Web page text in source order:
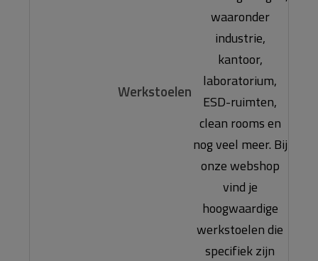
Werkstoelen
waaronder
industrie,
kantoor,
laboratorium,
ESD-ruimten,
clean rooms en
nog veel meer. Bij
onze webshop
vind je
hoogwaardige
werkstoelen die
specifiek zijn